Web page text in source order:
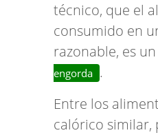
técnico, que el
consumido en
razonable, es
engorda .
Entre los
calórico similar,